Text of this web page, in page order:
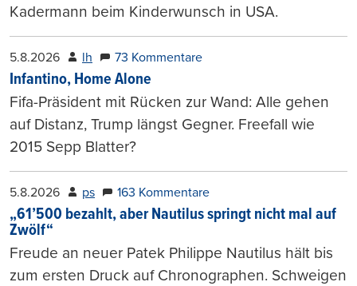
Kadermann beim Kinderwunsch in USA.
5.8.2026 lh 73 Kommentare
Infantino, Home Alone
Fifa-Präsident mit Rücken zur Wand: Alle gehen
auf Distanz, Trump längst Gegner. Freefall wie
2015 Sepp Blatter?
5.8.2026 ps 163 Kommentare
„61’500 bezahlt, aber Nautilus springt nicht mal auf
Zwölf“
Freude an neuer Patek Philippe Nautilus hält bis
zum ersten Druck auf Chronographen. Schweigen